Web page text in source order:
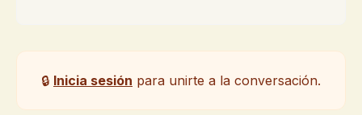
🔒 Inicia sesión para unirte a la conversación.